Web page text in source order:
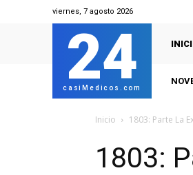
viernes, 7 agosto 2026
24
casiMedicos.com
Inicio 1803: Parte La
1803: